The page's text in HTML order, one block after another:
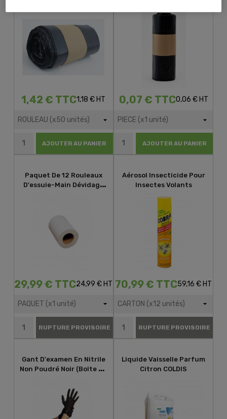
1,42 € TTC1,18 € HT
AJOUTER AU PANIER
0,07 € TTC0,06 € HT
AJOUTER AU PANIER
Paquet De 12 Rouleaux
D'essuie-Main Dévidage
29,99 € TTC24,99 € HT
RUPTURE PROVISOIRE
Aérosol Insecticide Pour
Insectes Volants
70,99 € TTC59,16 € HT
RUPTURE PROVISOIRE
Gant D'examen En Nitrile
Non Poudré Noir (boîte De
Liquide Vaisselle Parfum
Citron COLDIS